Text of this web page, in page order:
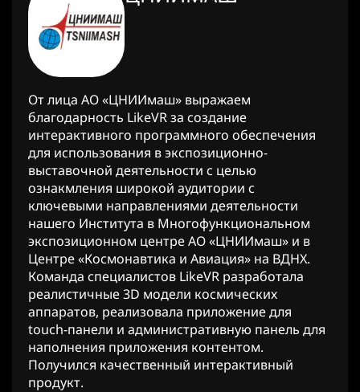
От лица АО «ЦНИИмаш» выражаем
благодарность LikeVR за создание
интерактивного программного обеспечения
для использования в экспозиционно-
выставочной деятельности с целью
ознакмления широкой аудитории с
ключевыми направлениями деятельности
нашего Института в Многофункциональном
экспозиционном центре АО «ЦНИИмаш» и в
Центре «Космонавтика и Авиация» на ВДНХ.
Команда специалистов LikeVR разработала
реалистичные 3D модели космических
аппаратов, реализовала приложение для
touch-панели и административную панель для
наполнения приложения контентом.
Получился качественный интерактивный
продукт.